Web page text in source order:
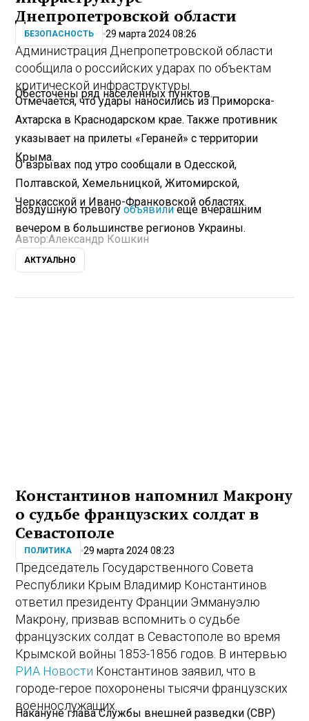
Днепропетровской области
БЕЗОПАСНОСТЬ 29 марта 2024 08:26
Администрация Днепропетровской области
сообщила о российских ударах по объектам
критической инфраструктуры.
Обесточены ряд населенных пунктов.
Отмечается, что удары наносились из Приморска-
Ахтарска в Краснодарском крае. Также противник
указывает на прилеты «Гераней» с территории
Крыма.
О взрывах под утро сообщали в Одесской,
Полтавской, Хемельницкой, Житомирской,
Черкасской и Ивано-Франковской областях.
Воздушную тревогуобъявилиеще вчерашним
вечером в большинстве регионов Украины.
Автор:Александр Кошкин
АКТУАЛЬНО
Константинов напомнил Макрону
о судьбе французских солдат в
Севастополе
ПОЛИТИКА 29 марта 2024 08:23
Председатель Государственного Совета
Республики Крым Владимир Константинов
ответил президенту Франции Эммануэлю
Макрону, призвав вспомнить о судьбе
французских солдат в Севастополе во время
Крымской войны 1853-1856 годов. В интервью
РИА Новости Константинов заявил, что в
городе-герое похоронены тысячи французских
военнослужащих.
Накануне глава Службы внешней разведки (СВР)